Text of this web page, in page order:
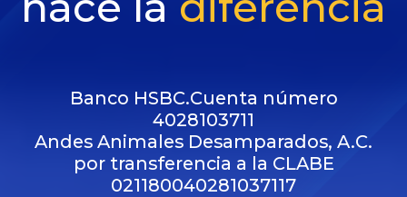
Banco HSBC.Cuenta número
4028103711
Andes Animales Desamparados, A.C.
por transferencia a la CLABE
021180040281037117